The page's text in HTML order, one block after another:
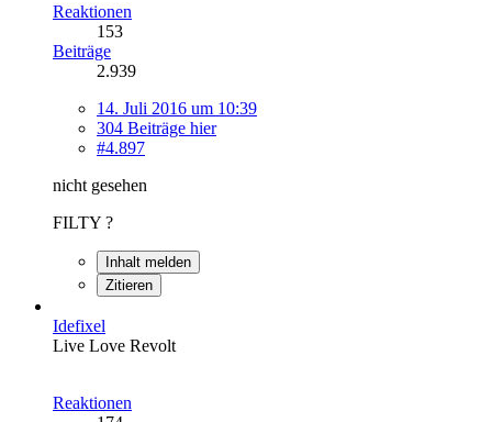
Reaktionen
153
Beiträge
2.939
14. Juli 2016 um 10:39
304 Beiträge hier
#4.897
nicht gesehen
FILTY ?
Inhalt melden
Zitieren
Idefixel
Live Love Revolt
Reaktionen